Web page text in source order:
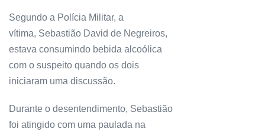
Segundo a Polícia Militar, a
vítima, Sebastião David de Negreiros,
estava consumindo bebida alcoólica
com o suspeito quando os dois
iniciaram uma discussão.
Durante o desentendimento, Sebastião
foi atingido com uma paulada na